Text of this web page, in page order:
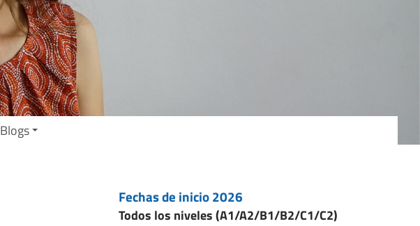
Blogs
Fechas de inicio 2026
Todos los niveles (A1/A2/B1/B2/C1/C2)